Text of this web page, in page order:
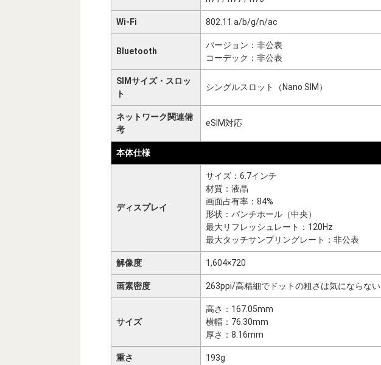
Wi-Fi 802.11 a/b/g/n/ac
Bluetooth
バージョン：非公表
コーデック：非公表
SIMサイズ・スロッ
ト
シングルスロット（Nano SIM）
ネットワーク関連備
考
eSIM対応
本体仕様
ディスプレイ
サイズ：6.7インチ
材質：液晶
画面占有率：84%
形状：パンチホール（中央）
最大リフレッシュレート：120Hz
最大タッチサンプリングレート：非公表
解像度 1,604×720
画素密度 263ppi/高精細でドットの粗さは気にならない
サイズ
高さ：167.05mm
横幅：76.30mm
厚さ：8.16mm
重さ 193g